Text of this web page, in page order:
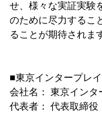
せ、様々な実証実験
のために尽力するこ
ることが期待されま
■東京インタープレ
会社名： 東京インタ
代表者： 代表取締